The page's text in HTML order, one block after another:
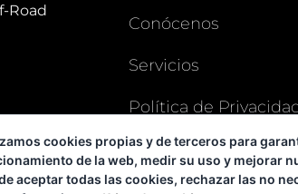
Road
309
Conócenos
Servicios
Política de
Contacto
cookies propias y de terceros para
de la web, medir su uso y mejorar
aceptar todas las cookies, rechazar las no